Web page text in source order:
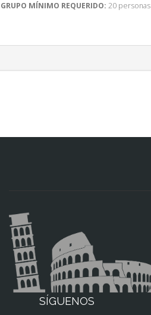
GRUPO MÍNIMO REQUERIDO: 20 personas
SÍGUENOS